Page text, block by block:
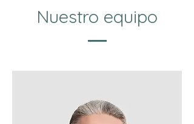
Nuestro equipo